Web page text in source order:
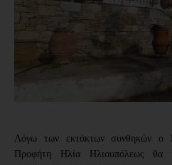
Λόγω των εκτάκτων συνθηκών ο
Προφήτη Ηλία Ηλιουπόλεως θα